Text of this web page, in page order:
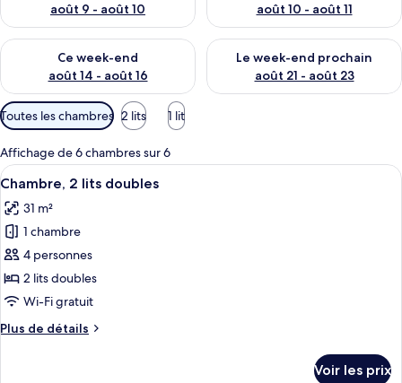
août 9 - août 10
août 10 - août 11
Ce week-end
août 14 - août 16
Vérifier la disponibilité pour ce week-end août 14 - août 16
Le week-end prochain
août 21 - août 23
Vérifier la disponibilité pour
Filtres
disponibles
pour
les
chambres
Toutes les chambres 2 lits 1 lit
Affichage de 6 chambres sur 6
Afficher
toutes
les
photos
pour
ce
type
chambre :
Une chambre d’hôtel avec deux
6
Chambre, 2 lits doubles
31 m²
1 chambre
4 personnes
2 lits doubles
Wi-Fi gratuit
Plus de détails
Plus
Voir les prix